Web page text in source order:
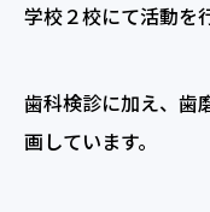
学校２校にて活動を
歯科検診に加え、歯
画しています。